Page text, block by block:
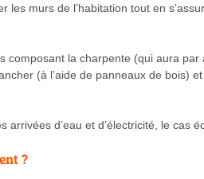
murs de l’habitation tout en
la charpente (qui aura par
(à l’aide de panneaux de bois)
d’eau et d’électricité, le cas
?